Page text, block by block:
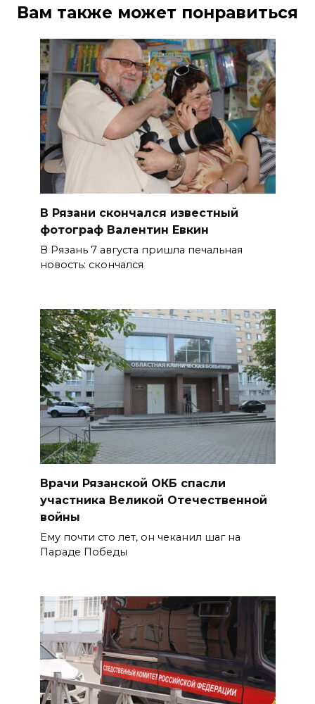
Вам также может понравиться
В Рязани скончался известный
фотограф Валентин Евкин
В Рязань 7 августа пришла печальная
новость: скончался
Врачи Рязанской ОКБ спасли
участника Великой Отечественной
войны
Ему почти сто лет, он чеканил шаг на
Параде Победы